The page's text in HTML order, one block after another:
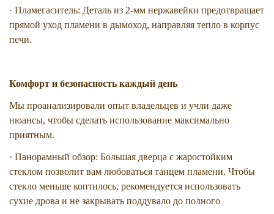
· Пламегаситель: Деталь из 2-мм нержавейки предотвращает
прямой уход пламени в дымоход, направляя тепло в корпус
печи.
Комфорт и безопасность каждый день
Мы проанализировали опыт владельцев и учли даже
нюансы, чтобы сделать использование максимально
приятным.
· Панорамный обзор: Большая дверца с жаростойким
стеклом позволит вам любоваться танцем пламени. Чтобы
стекло меньше коптилось, рекомендуется использовать
сухие дрова и не закрывать поддувало до полного